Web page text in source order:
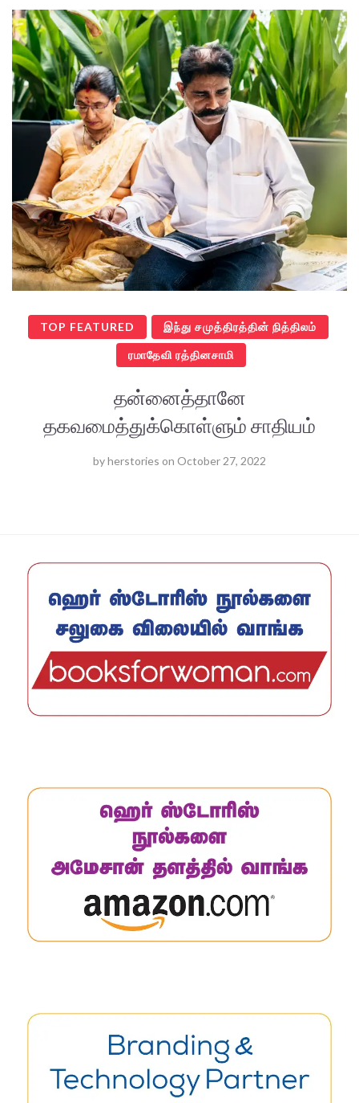
TOP FEATURED இந்து சமுத்திரத்தின் நித்திலம்
ரமாதேவி ரத்தினசாமி
தன்னைத்தானே
தகவமைத்துக்கொள்ளும் சாதியம்
byherstories on October 27, 2022